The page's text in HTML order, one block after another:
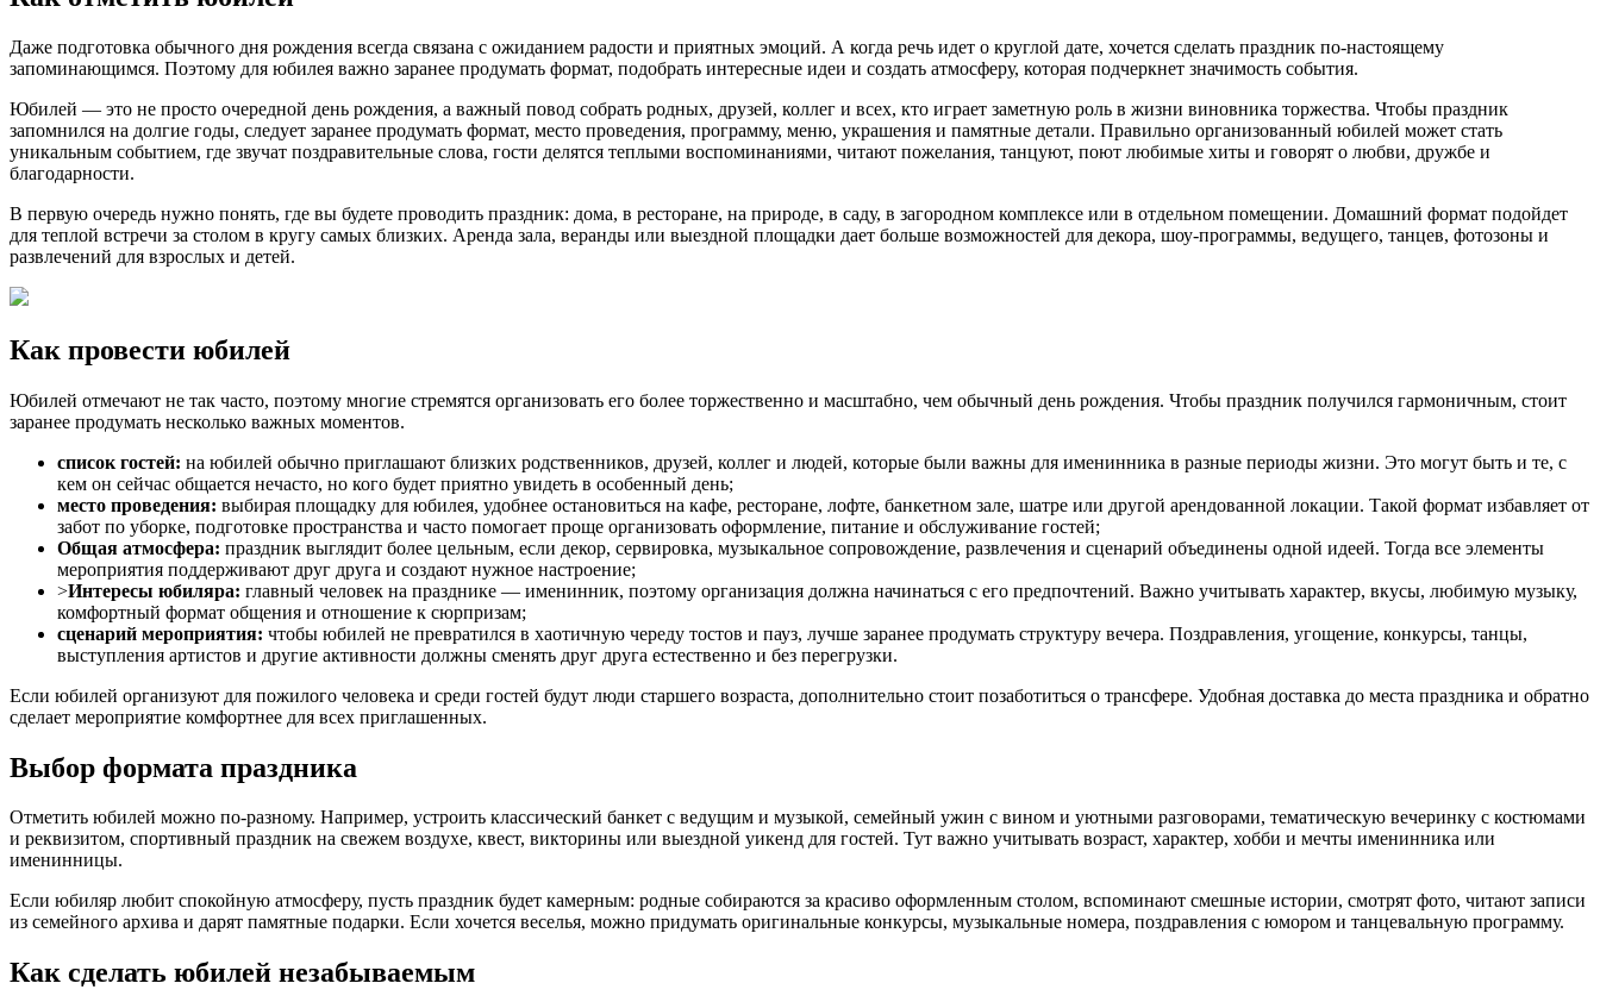
Даже подготовка обычного дня рождения всегда связана с ожиданием радости и приятных эмоций. А когда речь идет о круглой дате, хочется сделать праздник по-настоящему
запоминающимся. Поэтому для юбилея важно заранее продумать формат, подобрать интересные идеи и создать атмосферу, которая подчеркнет значимость события.
Юбилей — это не просто очередной день рождения, а важный повод собрать родных, друзей, коллег и всех, кто играет заметную роль в жизни виновника торжества. Чтобы праздник
запомнился на долгие годы, следует заранее продумать формат, место проведения, программу, меню, украшения и памятные детали. Правильно организованный юбилей может стать
уникальным событием, где звучат поздравительные слова, гости делятся теплыми воспоминаниями, читают пожелания, танцуют, поют любимые хиты и говорят о любви, дружбе и
благодарности.
В первую очередь нужно понять, где вы будете проводить праздник: дома, в ресторане, на природе, в саду, в загородном комплексе или в отдельном помещении. Домашний формат подойдет
для теплой встречи за столом в кругу самых близких. Аренда зала, веранды или выездной площадки дает больше возможностей для декора, шоу-программы, ведущего, танцев, фотозоны и
развлечений для взрослых и детей.
Как провести юбилей
Юбилей отмечают не так часто, поэтому многие стремятся организовать его более торжественно и масштабно, чем обычный день рождения. Чтобы праздник получился гармоничным, стоит
заранее продумать несколько важных моментов.
список гостей: на юбилей обычно приглашают близких родственников, друзей, коллег и людей, которые были важны для именинника в разные периоды жизни. Это могут быть и те, с
кем он сейчас общается нечасто, но кого будет приятно увидеть в особенный день;
место проведения: выбирая площадку для юбилея, удобнее остановиться на кафе, ресторане, лофте, банкетном зале, шатре или другой арендованной локации. Такой формат избавляет от
забот по уборке, подготовке пространства и часто помогает проще организовать оформление, питание и обслуживание гостей;
Общая атмосфера: праздник выглядит более цельным, если декор, сервировка, музыкальное сопровождение, развлечения и сценарий объединены одной идеей. Тогда все элементы
мероприятия поддерживают друг друга и создают нужное настроение;
>Интересы юбиляра: главный человек на празднике — именинник, поэтому организация должна начинаться с его предпочтений. Важно учитывать характер, вкусы, любимую музыку,
комфортный формат общения и отношение к сюрпризам;
сценарий мероприятия: чтобы юбилей не превратился в хаотичную череду тостов и пауз, лучше заранее продумать структуру вечера. Поздравления, угощение, конкурсы, танцы,
выступления артистов и другие активности должны сменять друг друга естественно и без перегрузки.
Если юбилей организуют для пожилого человека и среди гостей будут люди старшего возраста, дополнительно стоит позаботиться о трансфере. Удобная доставка до места праздника и обратно
сделает мероприятие комфортнее для всех приглашенных.
Выбор формата праздника
Отметить юбилей можно по-разному. Например, устроить классический банкет с ведущим и музыкой, семейный ужин с вином и уютными разговорами, тематическую вечеринку с костюмами
и реквизитом, спортивный праздник на свежем воздухе, квест, викторины или выездной уикенд для гостей. Тут важно учитывать возраст, характер, хобби и мечты именинника или
именинницы.
Если юбиляр любит спокойную атмосферу, пусть праздник будет камерным: родные собираются за красиво оформленным столом, вспоминают смешные истории, смотрят фото, читают записи
из семейного архива и дарят памятные подарки. Если хочется веселья, можно придумать оригинальные конкурсы, музыкальные номера, поздравления с юмором и танцевальную программу.
Как сделать юбилей незабываемым